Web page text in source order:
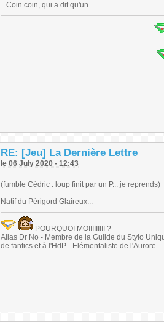
...Coin coin, qui a dit qu'un
RE: [Jeu] La Dernière Lettre
le 06 July 2020 - 12:43
(fumble Cédric : loup finit par un P... je reprends)
Natif du Périgord Glaireux...
POURQUOI MOIIIIIIIII ?
Alias Dr No - Membre de la Guilde du Stylo
de fanfics et à l'HdP - Elémentaliste de l'Aurore